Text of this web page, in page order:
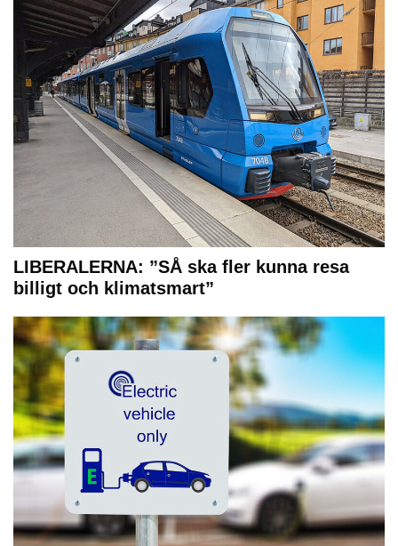
LIBERALERNA: ”SÅ ska fler kunna resa
billigt och klimatsmart”